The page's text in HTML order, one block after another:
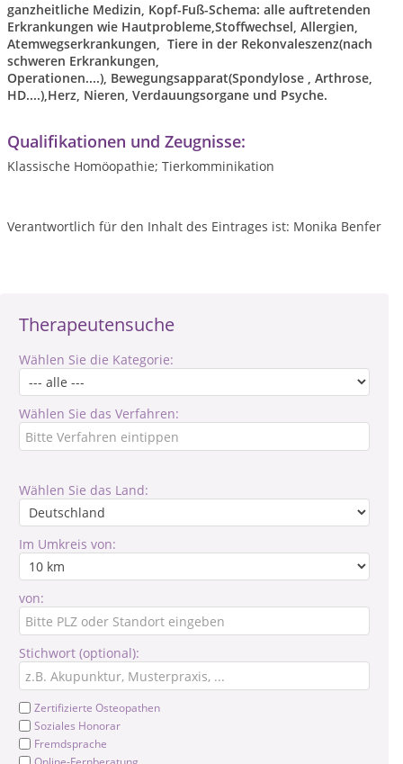
Therapeutensuche
Wählen Sie die Kategorie:
Wählen Sie das Verfahren:
Wählen Sie das Land:
Im Umkreis von:
von:
Stichwort (optional):
Zertifizierte Osteopathen
Soziales Honorar
Fremdsprache
ganzheitliche Medizin, Kopf-Fuß-Schema: alle auftretenden
Erkrankungen wie Hautprobleme,Stoffwechsel, Allergien,
Atemwegserkrankungen, Tiere in der Rekonvaleszenz(nach
schweren Erkrankungen,
Operationen....), Bewegungsapparat(Spondylose , Arthrose,
HD....),Herz, Nieren, Verdauungsorgane und Psyche.
Qualifikationen und Zeugnisse:
Klassische Homöopathie; Tierkomminikation
Verantwortlich für den Inhalt des Eintrages ist: Monika Benfer